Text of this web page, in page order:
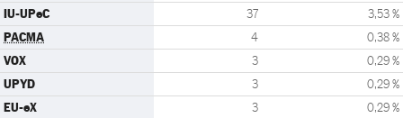
IU-UPeC 37 3,53 %
PACMA 4 0,38 %
VOX 3 0,29 %
UPYD 3 0,29 %
EU-eX 3 0,29 %